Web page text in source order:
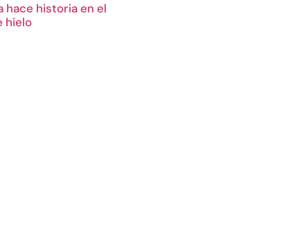
hace historia en el
hielo